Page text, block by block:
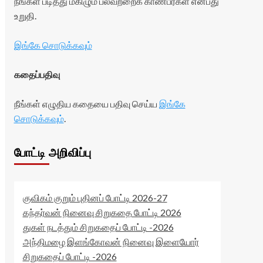
உறுதி.
இங்கே சொடுக்கவும்
கதைப்பதிவு
நீங்கள் எழுதிய கதையை பதிவு செய்ய இங்கே
சொடுக்கவும்.
போட்டி அறிவிப்பு
குவிகம் குறும் புதினப் போட்டி 2026-27
கந்தர்வன் நினைவு சிறுகதை போட்டி 2026
துகள் நடத்தும் சிறுகதைப் போட்டி -2026
அந்திமழை இளங்கோவன் நினைவு இளையோர்
சிறுகதைப் போட்டி -2026